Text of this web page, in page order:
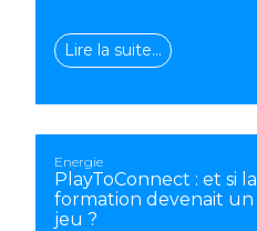
Lire la suite…
Energie
PlayToConnect : et si la
formation devenait un
jeu ?